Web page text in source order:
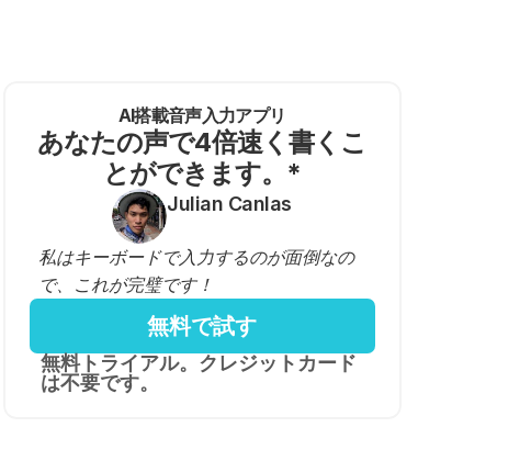
AI搭載音声入力アプリ
あなたの声で4倍速く書くこ
とができます。*
Julian Canlas
私はキーボードで入力するのが面倒なの
で、これが完璧です！
無料で試す
無料トライアル。クレジットカード
は不要です。